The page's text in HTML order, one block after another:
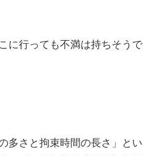
に行っても不満は持ちそうで
多さと拘束時間の長さ」とい